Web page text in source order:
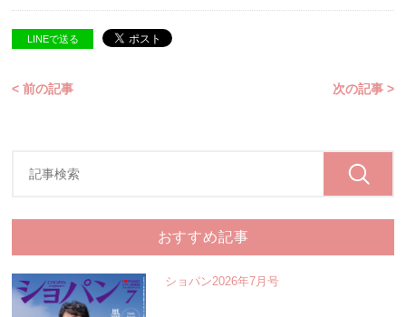
LINEで送る
< 前の記事 次の記事 >
おすすめ記事
ショパン2026年7月号